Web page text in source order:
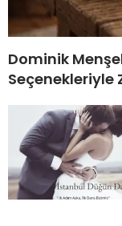
Dominik
Seçenekleriyle